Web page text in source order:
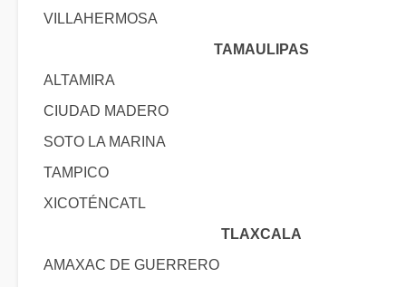
VILLAHERMOSA
TAMAULIPAS
ALTAMIRA
CIUDAD MADERO
SOTO LA MARINA
TAMPICO
XICOTÉNCATL
TLAXCALA
AMAXAC DE GUERRERO